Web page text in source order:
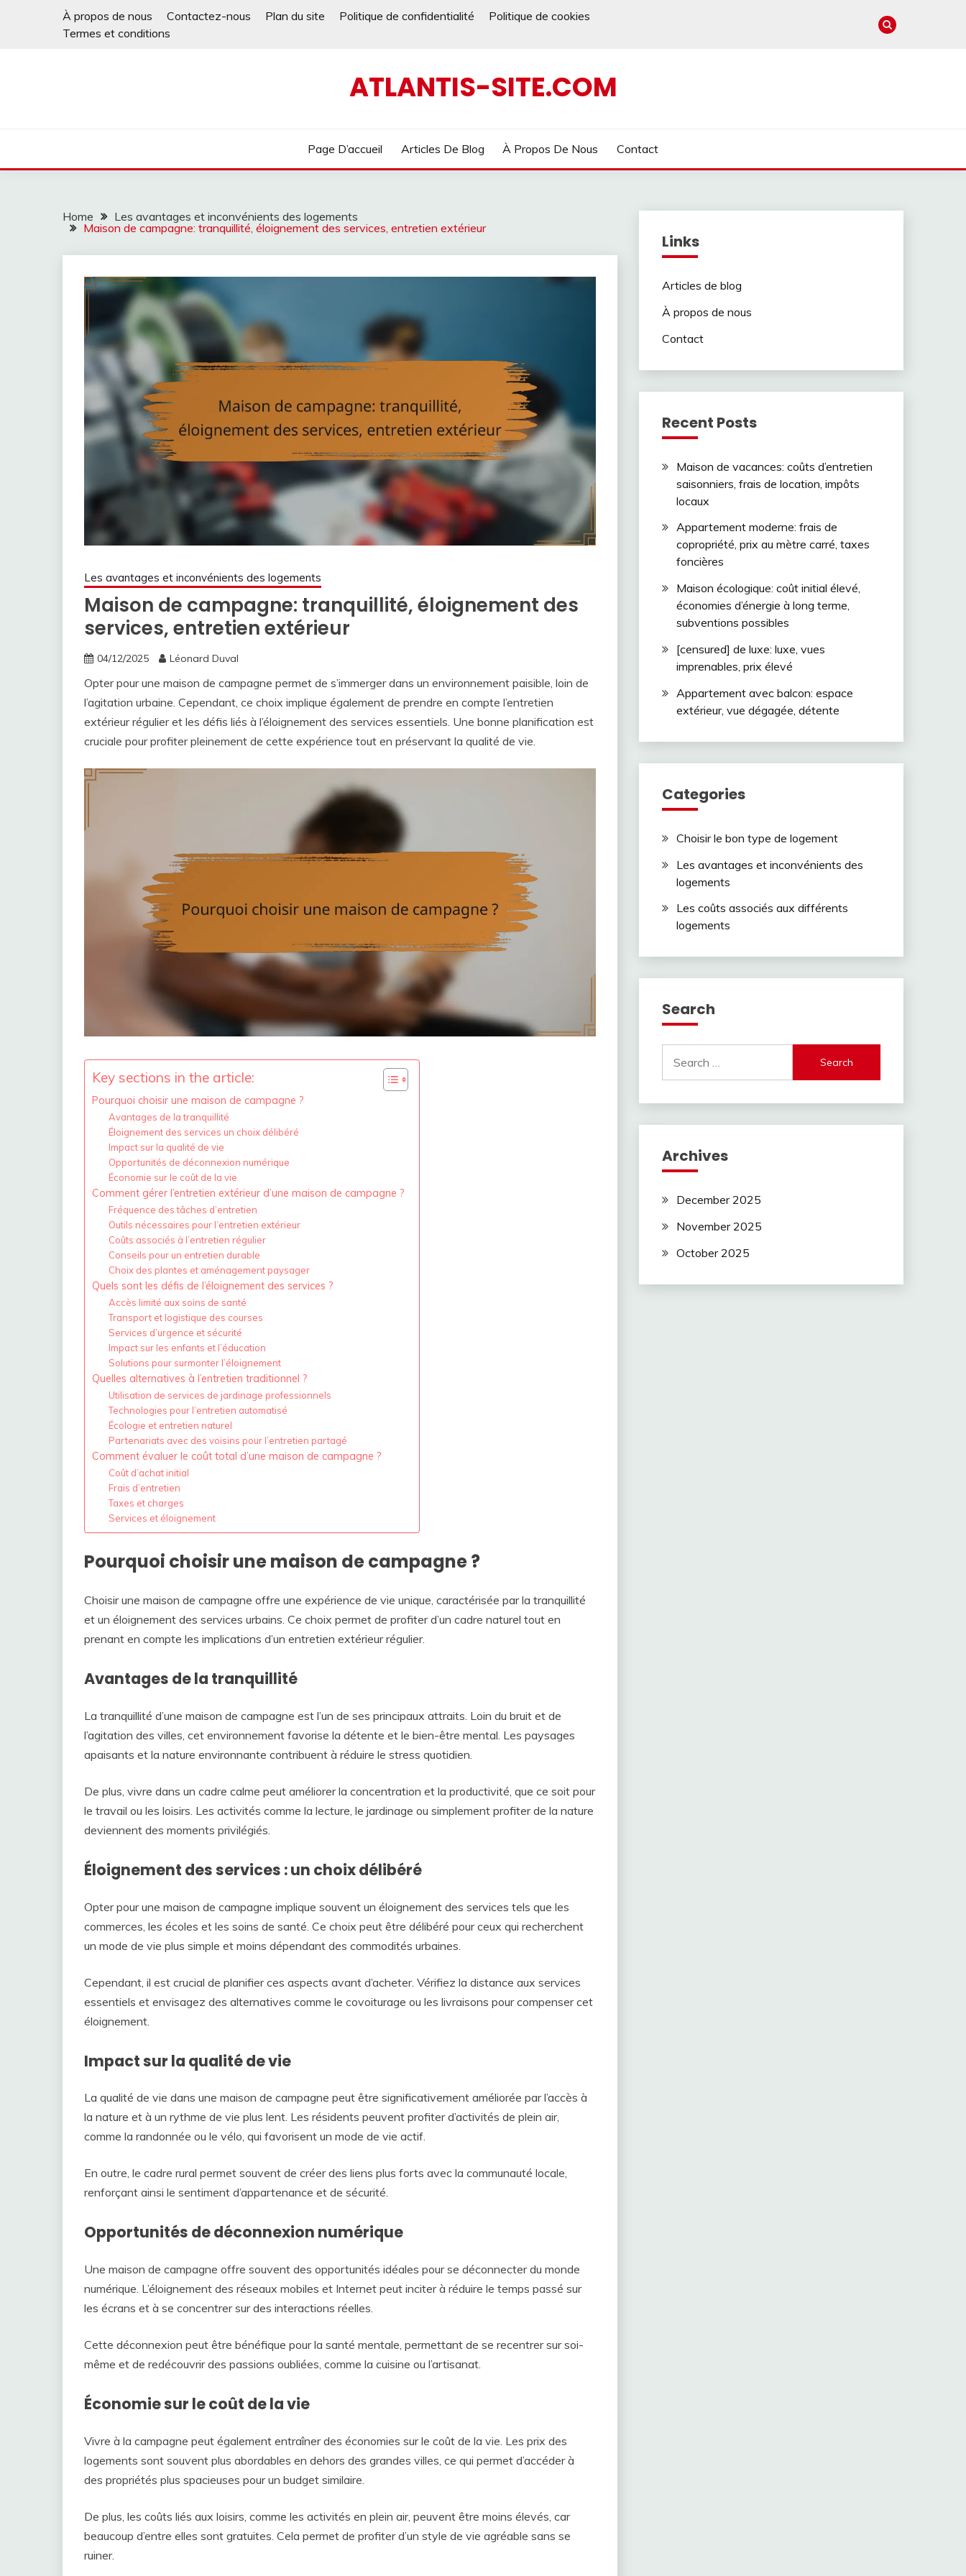
À propos de nous Contactez-nous Plan du site Politique de confidentialité
Politique de cookies
Termes et conditions
ATLANTIS-SITE.COM
Page D’accueil Articles De Blog À Propos De Nous Contact
Home
Les avantages et inconvénients des logements
Maison de campagne: tranquillité, éloignement des services, entretien extérieur
Les avantages et inconvénients des logements
Maison de campagne: tranquillité, éloignement des
services, entretien extérieur
04/12/2025 Léonard Duval
Opter pour une maison de campagne permet de s’immerger dans un environnement paisible, loin de
l’agitation urbaine. Cependant, ce choix implique également de prendre en compte l’entretien
extérieur régulier et les défis liés à l’éloignement des services essentiels. Une bonne planification est
cruciale pour profiter pleinement de cette expérience tout en préservant la qualité de vie.
Key sections in the article:
Pourquoi choisir une maison de campagne ?
Avantages de la tranquillité
Éloignement des services un choix délibéré
Impact sur la qualité de vie
Opportunités de déconnexion numérique
Économie sur le coût de la vie
Comment gérer l’entretien extérieur d’une maison de campagne ?
Fréquence des tâches d’entretien
Outils nécessaires pour l’entretien extérieur
Coûts associés à l’entretien régulier
Conseils pour un entretien durable
Choix des plantes et aménagement paysager
Quels sont les défis de l’éloignement des services ?
Accès limité aux soins de santé
Transport et logistique des courses
Services d’urgence et sécurité
Impact sur les enfants et l’éducation
Solutions pour surmonter l’éloignement
Quelles alternatives à l’entretien traditionnel ?
Utilisation de services de jardinage professionnels
Technologies pour l’entretien automatisé
Écologie et entretien naturel
Partenariats avec des voisins pour l’entretien partagé
Comment évaluer le coût total d’une maison de campagne ?
Coût d’achat initial
Frais d’entretien
Taxes et charges
Services et éloignement
Pourquoi choisir une maison de campagne ?
Choisir une maison de campagne offre une expérience de vie unique, caractérisée par la tranquillité
et un éloignement des services urbains. Ce choix permet de profiter d’un cadre naturel tout en
prenant en compte les implications d’un entretien extérieur régulier.
Avantages de la tranquillité
La tranquillité d’une maison de campagne est l’un de ses principaux attraits. Loin du bruit et de
l’agitation des villes, cet environnement favorise la détente et le bien-être mental. Les paysages
apaisants et la nature environnante contribuent à réduire le stress quotidien.
De plus, vivre dans un cadre calme peut améliorer la concentration et la productivité, que ce soit pour
le travail ou les loisirs. Les activités comme la lecture, le jardinage ou simplement profiter de la nature
deviennent des moments privilégiés.
Éloignement des services : un choix délibéré
Opter pour une maison de campagne implique souvent un éloignement des services tels que les
commerces, les écoles et les soins de santé. Ce choix peut être délibéré pour ceux qui recherchent
un mode de vie plus simple et moins dépendant des commodités urbaines.
Cependant, il est crucial de planifier ces aspects avant d’acheter. Vérifiez la distance aux services
essentiels et envisagez des alternatives comme le covoiturage ou les livraisons pour compenser cet
éloignement.
Impact sur la qualité de vie
La qualité de vie dans une maison de campagne peut être significativement améliorée par l’accès à
la nature et à un rythme de vie plus lent. Les résidents peuvent profiter d’activités de plein air,
comme la randonnée ou le vélo, qui favorisent un mode de vie actif.
En outre, le cadre rural permet souvent de créer des liens plus forts avec la communauté locale,
renforçant ainsi le sentiment d’appartenance et de sécurité.
Opportunités de déconnexion numérique
Une maison de campagne offre souvent des opportunités idéales pour se déconnecter du monde
numérique. L’éloignement des réseaux mobiles et Internet peut inciter à réduire le temps passé sur
les écrans et à se concentrer sur des interactions réelles.
Cette déconnexion peut être bénéfique pour la santé mentale, permettant de se recentrer sur soi-
même et de redécouvrir des passions oubliées, comme la cuisine ou l’artisanat.
Économie sur le coût de la vie
Vivre à la campagne peut également entraîner des économies sur le coût de la vie. Les prix des
logements sont souvent plus abordables en dehors des grandes villes, ce qui permet d’accéder à
des propriétés plus spacieuses pour un budget similaire.
De plus, les coûts liés aux loisirs, comme les activités en plein air, peuvent être moins élevés, car
beaucoup d’entre elles sont gratuites. Cela permet de profiter d’un style de vie agréable sans se
ruiner.
Links
Articles de blog
À propos de nous
Contact
Recent Posts
Maison de vacances: coûts d’entretien
saisonniers, frais de location, impôts
locaux
Appartement moderne: frais de
copropriété, prix au mètre carré, taxes
foncières
Maison écologique: coût initial élevé,
économies d’énergie à long terme,
subventions possibles
[censured] de luxe: luxe, vues
imprenables, prix élevé
Appartement avec balcon: espace
extérieur, vue dégagée, détente
Categories
Choisir le bon type de logement
Les avantages et inconvénients des
logements
Les coûts associés aux différents
logements
Search
for:
Archives
December 2025
November 2025
October 2025